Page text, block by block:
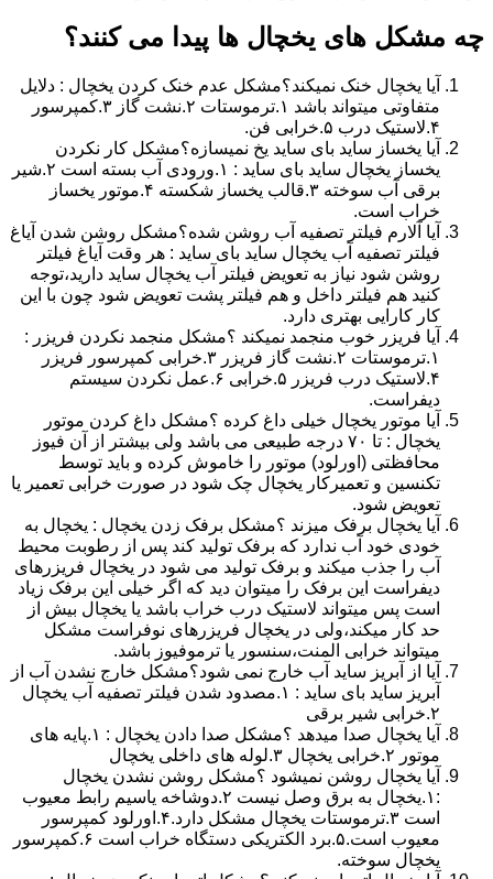
چه مشکل های یخچال ها پیدا می کنند؟
آیا یخچال خنک نمیکند؟مشکل عدم خنک کردن یخچال : دلایل
متفاوتی میتواند باشد ۱.ترموستات ۲.نشت گاز ۳.کمپرسور
۴.لاستیک درب ۵.خرابی فن.
آیا یخساز ساید بای ساید یخ نمیسازه؟مشکل کار نکردن
یخساز یخچال ساید بای ساید : ۱.ورودی آب بسته است ۲.شیر
برقی آب سوخته ۳.قالب یخساز شکسته ۴.موتور یخساز
خراب است.
آیا آلارم فیلتر تصفیه آب روشن شده؟مشکل روشن شدن آیاغ
فیلتر تصفیه آب یخچال ساید بای ساید : هر وقت آیاغ فیلتر
روشن شود نیاز به تعویض فیلتر آب یخچال ساید دارید،توجه
کنید هم فیلتر داخل و هم فیلتر پشت تعویض شود چون با این
کار کارایی بهتری دارد.
آیا فریزر خوب منجمد نمیکند ؟مشکل منجمد نکردن فریزر :
۱.ترموستات ۲.نشت گاز فریزر ۳.خرابی کمپرسور فریزر
۴.لاستیک درب فریزر ۵.خرابی ۶.عمل نکردن سیستم
دیفراست.
آیا موتور یخچال خیلی داغ کرده ؟مشکل داغ کردن موتور
یخچال : تا ۷۰ درجه طبیعی می باشد ولی بیشتر از آن فیوز
محافظتی (اورلود) موتور را خاموش کرده و باید توسط
تکنسین و تعمیرکار یخچال چک شود در صورت خرابی تعمیر یا
تعویض شود.
آیا یخچال برفک میزند ؟مشکل برفک زدن یخچال : یخچال به
خودی خود آب ندارد که برفک تولید کند پس از رطوبت محیط
آب را جذب میکند و برفک تولید می شود در یخچال فریزرهای
دیفراست این برفک را میتوان دید که اگر خیلی این برفک زیاد
است پس میتواند لاستیک درب خراب باشد یا یخچال بیش از
حد کار میکند،ولی در یخچال فریزرهای نوفراست مشکل
میتواند خرابی المنت،سنسور یا ترموفیوز باشد.
آیا از آبریز ساید آب خارج نمی شود؟مشکل خارج نشدن آب از
آبریز ساید بای ساید : ۱.مصدود شدن فیلتر تصفیه آب یخچال
۲.خرابی شیر برقی
آیا یخچال صدا میدهد ؟مشکل صدا دادن یخچال : ۱.پایه های
موتور ۲.خرابی یخچال ۳.لوله های داخلی یخچال
آیا یخچال روشن نمیشود ؟مشکل روشن نشدن یخچال
:۱.یخچال به برق وصل نیست ۲.دوشاخه یاسیم رابط معیوب
است ۳.ترموستات یخچال مشکل دارد.۴.اورلود کمپرسور
معیوب است.۵.برد الکتریکی دستگاه خراب است ۶.کمپرسور
یخچال سوخته.